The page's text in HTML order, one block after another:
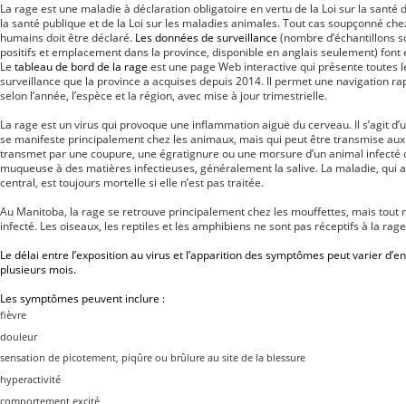
La rage est une maladie à déclaration obligatoire en vertu de la Loi sur la santé
la santé publique et de la Loi sur les maladies animales. Tout cas soupçonné
humains doit être déclaré. Les données de surveillance (nombre d’échantillons
positifs et emplacement dans la province, disponible en anglais seulement) font
Le tableau de bord de la rage est une page Web interactive qui présente toutes
surveillance que la province a acquises depuis 2014. Il permet une navigation
selon l’année, l’espèce et la région, avec mise à jour trimestrielle.
La rage est un virus qui provoque une inflammation aiguë du cerveau. Il s’agit
se manifeste principalement chez les animaux, mais qui peut être transmise
transmet par une coupure, une égratignure ou une morsure d’un animal
muqueuse à des matières infectieuses, généralement la salive. La maladie, qui
central, est toujours mortelle si elle n’est pas traitée.
Au Manitoba, la rage se retrouve principalement chez les mouffettes, mais tout
infecté. Les oiseaux, les reptiles et les amphibiens ne sont pas réceptifs à la
Le délai entre l’exposition au virus et l’apparition des symptômes peut varier
plusieurs mois.
Les symptômes peuvent inclure :
fièvre
douleur
sensation de picotement, piqûre ou brûlure au site de la blessure
hyperactivité
comportement excité